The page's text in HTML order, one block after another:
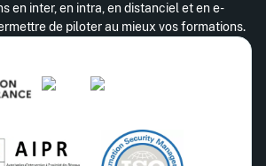
en inter, en intra, en distanciel et en e-
de piloter au mieux vos formations.